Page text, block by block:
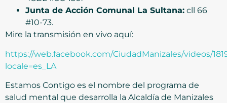
Junta de Acción Comunal La Sultana: cll 66
#10-73.
Mire la transmisión en vivo aquí:
https://web.facebook.com/CiudadManizales/videos/
locale=es_LA
Estamos Contigo es el nombre del programa de
salud mental que desarrolla la Alcaldía de Manizales